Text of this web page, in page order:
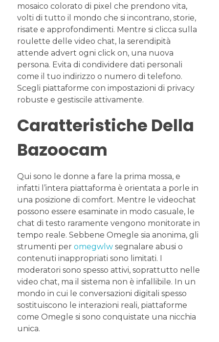
mosaico colorato di pixel che prendono vita,
volti di tutto il mondo che si incontrano, storie,
risate e approfondimenti. Mentre si clicca sulla
roulette delle video chat, la serendipità
attende advert ogni click on, una nuova
persona. Evita di condividere dati personali
come il tuo indirizzo o numero di telefono.
Scegli piattaforme con impostazioni di privacy
robuste e gestiscile attivamente.
Caratteristiche Della
Bazoocam
Qui sono le donne a fare la prima mossa, e
infatti l’intera piattaforma è orientata a porle in
una posizione di comfort. Mentre le videochat
possono essere esaminate in modo casuale, le
chat di testo raramente vengono monitorate in
tempo reale. Sebbene Omegle sia anonima, gli
strumenti per omegwlw segnalare abusi o
contenuti inappropriati sono limitati. I
moderatori sono spesso attivi, soprattutto nelle
video chat, ma il sistema non è infallibile. In un
mondo in cui le conversazioni digitali spesso
sostituiscono le interazioni reali, piattaforme
come Omegle si sono conquistate una nicchia
unica.